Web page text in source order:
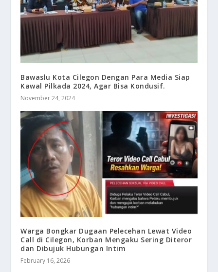
Bawaslu Kota Cilegon Dengan Para Media Siap
Kawal Pilkada 2024, Agar Bisa Kondusif.
November 24, 2024
Warga Bongkar Dugaan Pelecehan Lewat Video
Call di Cilegon, Korban Mengaku Sering Diteror
dan Dibujuk Hubungan Intim
February 16, 2026